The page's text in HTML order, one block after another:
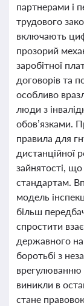
партнерами і
трудового
включають
прозорий
заробітної
договорів та
особливо
люди з
обов’язками.
правила для
дистанційної
зайнятості,
стандартам.
модель
більш
спростити
державного
боротьбі з
врегулюванню
виникли в
стане